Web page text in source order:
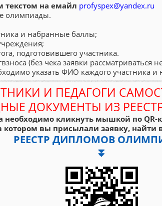
текстом на емайл profyspex@yandex.ru
олимпиады.
и набранные баллы;
подготовившего участника.
(без чека заявки рассматриваться
указать ФИО каждого участника
И ПЕДАГОГИ
ДОКУМЕНТЫ ИЗ
кликнуть мышкой по QR-
котором вы присылали заявку,
РЕЕСТР ДИПЛОМОВ
⏬